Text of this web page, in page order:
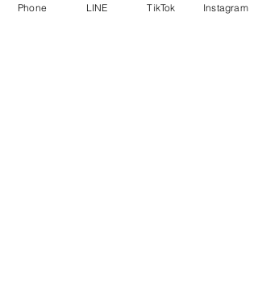
Phone LINE TikTok Instagram